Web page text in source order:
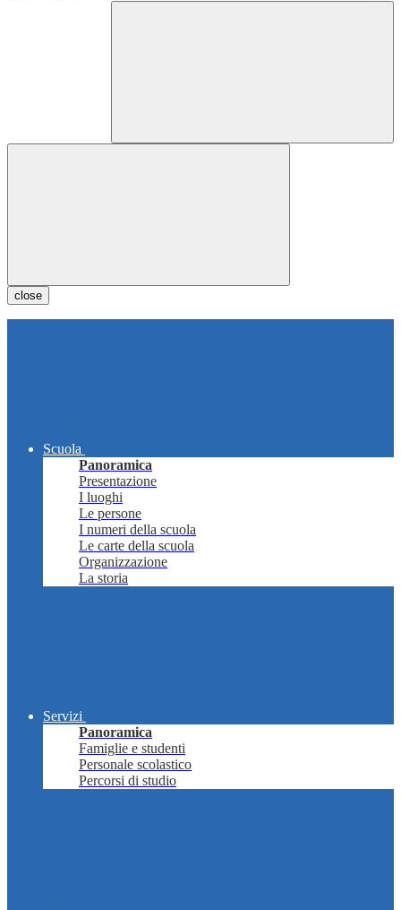
close
Scuola
Panoramica
Presentazione
I luoghi
Le persone
I numeri della scuola
Le carte della scuola
Organizzazione
La storia
Servizi
Panoramica
Famiglie e studenti
Personale scolastico
Percorsi di studio